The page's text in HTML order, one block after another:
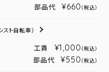
部品代 ¥660 （税込）
スト自転車）
工賃 ¥1,000 （税込）
部品代 ¥550 （税込）